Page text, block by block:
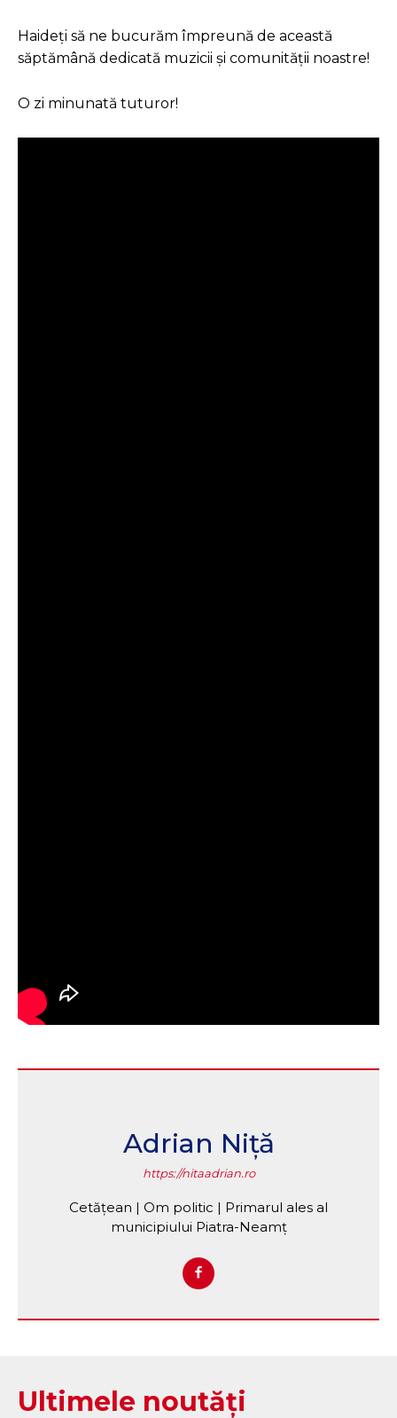
Haideți să ne bucurăm împreună de această
săptămână dedicată muzicii și comunității noastre!
O zi minunată tuturor!
Adrian Niță
https://nitaadrian.ro
Cetățean | Om politic | Primarul ales al
municipiului Piatra-Neamț
Ultimele noutăți